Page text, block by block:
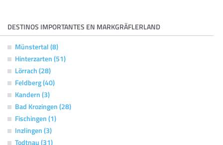
DESTINOS IMPORTANTES EN MARKGRÄFLERLAND
Münstertal (8)
Hinterzarten (51)
Lörrach (28)
Feldberg (40)
Kandern (3)
Bad Krozingen (28)
Fischingen (1)
Inzlingen (3)
Todtnau (31)